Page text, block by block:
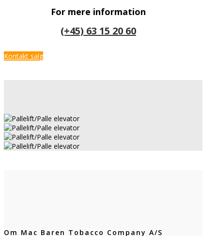
For mere information
(+45) 63 15 20 60
Kontakt salg
Om Mac Baren Tobacco Company A/S